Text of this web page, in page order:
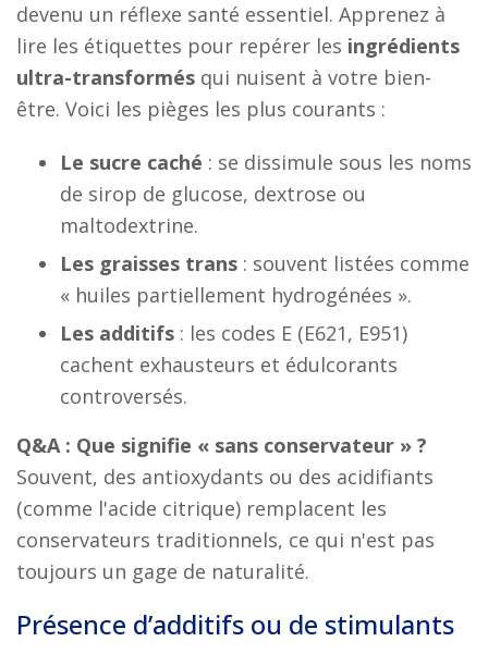
devenu un réflexe santé essentiel. Apprenez à
lire les étiquettes pour repérer les ingrédients
ultra-transformés qui nuisent à votre bien-
être. Voici les pièges les plus courants :
Le sucre caché : se dissimule sous les noms
de sirop de glucose, dextrose ou
maltodextrine.
Les graisses trans : souvent listées comme
« huiles partiellement hydrogénées ».
Les additifs : les codes E (E621, E951)
cachent exhausteurs et édulcorants
controversés.
Q&A : Que signifie « sans conservateur » ?
Souvent, des antioxydants ou des acidifiants
(comme l'acide citrique) remplacent les
conservateurs traditionnels, ce qui n'est pas
toujours un gage de naturalité.
Présence d’additifs ou de stimulants